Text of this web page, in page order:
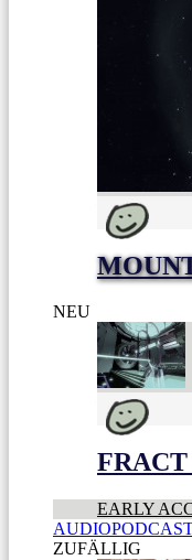
NEU
FRACT
EARLY
ZUFÄLLIG